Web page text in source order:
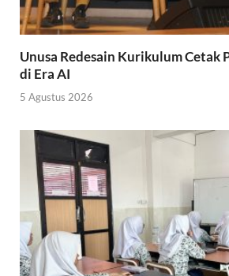
Unusa Redesain Kurikulum Cetak
di Era AI
5 Agustus 2026